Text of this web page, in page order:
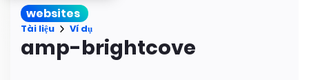
websites
Tài liệu Ví dụ
amp-brightcove